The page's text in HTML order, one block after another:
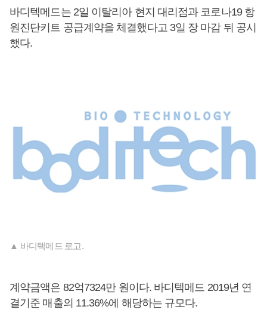
바디텍메드는 2일 이탈리아 현지 대리점과 코로나19 항
원진단키트 공급계약을 체결했다고 3일 장 마감 뒤 공시
했다.
▲ 바디텍메드 로고.
계약금액은 82억7324만 원이다. 바디텍메드 2019년 연
결기준 매출의 11.36%에 해당하는 규모다.